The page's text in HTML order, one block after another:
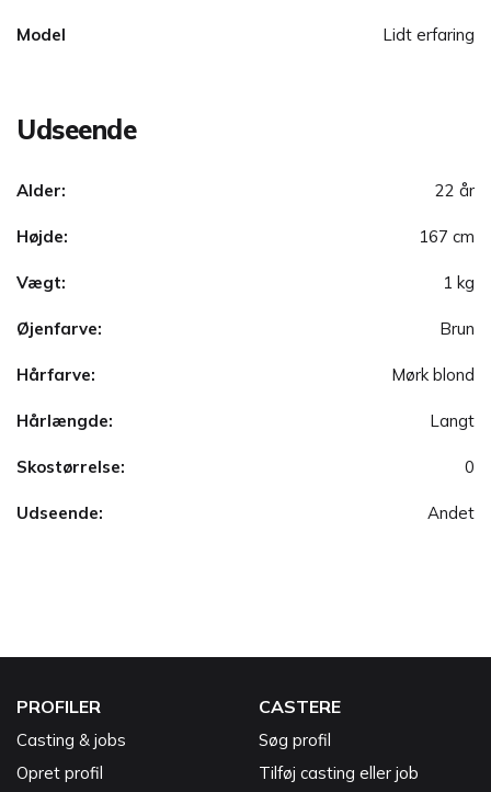
Model Lidt erfaring
Udseende
Alder: 22 år
Højde: 167 cm
Vægt: 1 kg
Øjenfarve: Brun
Hårfarve: Mørk blond
Hårlængde: Langt
Skostørrelse: 0
Udseende: Andet
PROFILER
Casting & jobs
Opret profil
CASTERE
Søg profil
Tilføj casting eller job